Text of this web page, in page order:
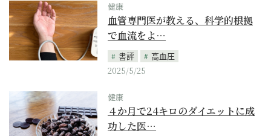
健康
血管専門医が教える、科学的根拠
で血流をよ…
書評
高血圧
2025/5/25
健康
４か月で24キロのダイエットに成
功した医…